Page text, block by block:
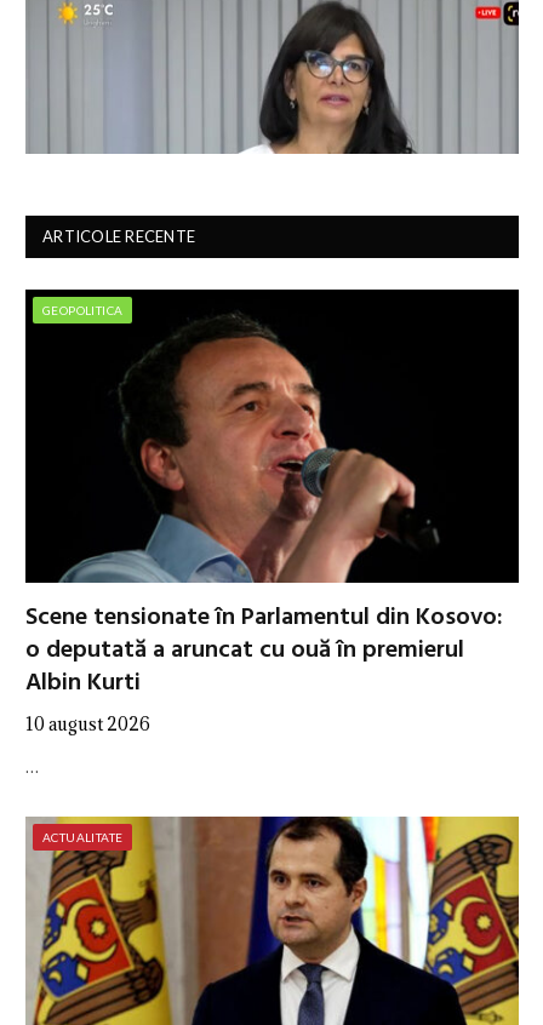
ARTICOLE RECENTE
GEOPOLITICA
Scene tensionate în Parlamentul din Kosovo:
o deputată a aruncat cu ouă în premierul
Albin Kurti
10 august 2026
…
ACTUALITATE